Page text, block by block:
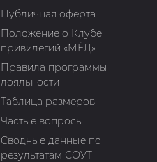
Публичная оферта
Положение о Клубе
привилегий «МЁД»
Правила программы
лояльности
Таблица размеров
Частые вопросы
Сводные данные по
результатам СОУТ